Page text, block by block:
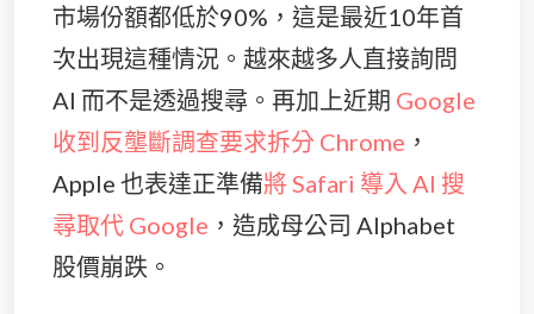
市場份額都低於90%，這是最近10年首
次出現這種情況。越來越多人直接詢問
AI 而不是透過搜尋。再加上近期 Google
收到反壟斷調查要求拆分 Chrome ，
Apple 也表達正準備將 Safari 導入 AI 搜
尋取代 Google ，造成母公司 Alphabet
股價崩跌。